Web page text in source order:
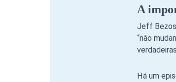
A
Jeff Bezos
“não
Há um